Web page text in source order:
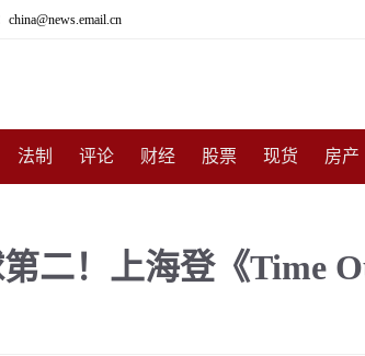
法制 评论 财经 股票 现货 房产
影视 明星 时尚 体育 互联网 手
二！上海登《Time